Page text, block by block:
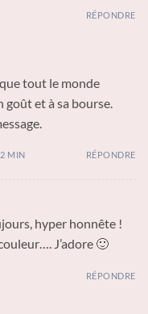
RÉPONDRE
que tout le monde
et à sa bourse.
MIN RÉPONDRE
hyper honnête !
J’adore 🙂
RÉPONDRE